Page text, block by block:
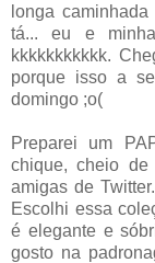
longa
tá... eu e
kkkkkkkkkkk.
porque isso a
domingo ;o(
Preparei um
chique, cheio
amigas de
Escolhi essa
é elegante e
gosto na